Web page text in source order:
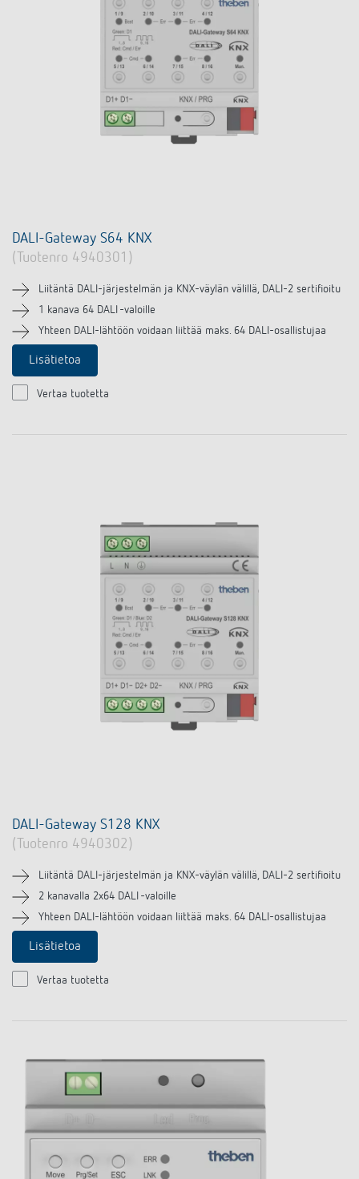
DALI-Gateway S64 KNX
(Tuotenro 4940301)
Liitäntä DALI-järjestelmän ja KNX-väylän välillä, DALI-2 sertifioitu
1 kanava 64 DALI -valoille
Yhteen DALI-lähtöön voidaan liittää maks. 64 DALI-osallistujaa
Lisätietoa
Vertaa tuotetta
DALI-Gateway S128 KNX
(Tuotenro 4940302)
Liitäntä DALI-järjestelmän ja KNX-väylän välillä, DALI-2 sertifioitu
2 kanavalla 2x64 DALI -valoille
Yhteen DALI-lähtöön voidaan liittää maks. 64 DALI-osallistujaa
Lisätietoa
Vertaa tuotetta